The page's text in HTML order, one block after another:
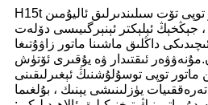
H15t قۇيۇلغان ئاليۇمىن ماتور توپى تۆت سىلىندىرلىق ئاليۇمىن
جېڭخېڭ ئېلېكتر ئېنېرگىيىسى دۆلەت
داڭلىق ماشىنا ماتور زاۋۇتىغا
ئىقتىدار ۋە يۇقىرى ئۆتۈش
ماتور توپى توسۇلۇشنىڭ ئېغىرلىقىنى
يۈزلىنىشى يېنىك ، بۇلغىما